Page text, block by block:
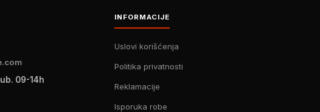
09-14h
INFORMACIJE
Uslovi korišćenja
Politika privatnosti
Reklamacije
Isporuka robe